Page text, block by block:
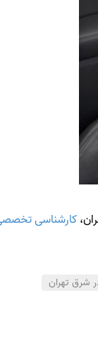
کارشناسی
شرق تهران